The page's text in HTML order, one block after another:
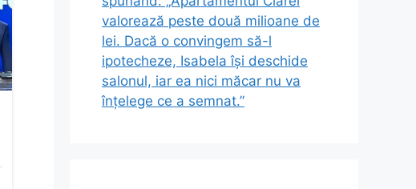
valorează peste două milioane de
lei. Dacă o convingem să-l
ipotecheze, Isabela își deschide
salonul, iar ea nici măcar nu va
înțelege ce a semnat.”